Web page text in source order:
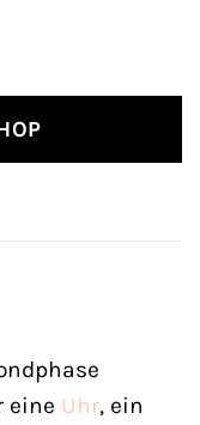
eine Uhr, ein